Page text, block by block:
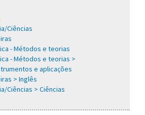
Ciências
- Métodos e teorias
- Métodos e teorias >
e aplicações
> Inglês
Ciências > Ciências